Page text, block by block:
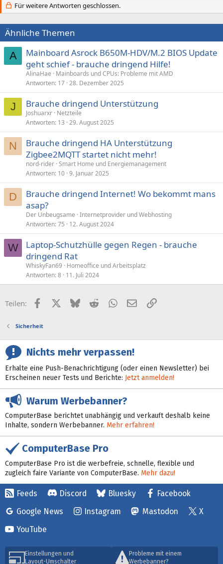
Für weitere Antworten geschlossen.
Ähnliche Themen
A
Mainboard Asrock B650M-HDV/M.2 BIOS Update
geht schief - brauche dringend Hilfe!
AlinaHae
Mainboards und CPUs: Probleme mit AMD
Antworten 17 28. Dezember 2025
J Brauche dringend Unterstützung
Joshuarxr Netzteile
Antworten 13 29. August 2025
N
Brauche dringend HA Unterstützung
Zigbee2MQTT startet nicht mehr!
nord-rider Smart Home und Energiemanagement
Antworten 10 9. Januar 2025
D
Brauche dringend Internet! Wo bekommt mans
asap?
Der Unbeugsame Internetprovider und Webhosting
Antworten 75 12. August 2024
W
Laptop-Schutzhülle gegen Regen - brauche
dringend Rat
WhiskyFan69
Homeoffice und Arbeitsplatz
Antworten 8 11. Juli 2024
Teilen: FacebookX (Twitter)
BlueskyRedditWhatsApp
E-MailLink
Sicherheit
Nichts mehr verpassen!
Erhalte eine Push-Benachrichtigung (oder einen Newsletter) bei
Erscheinen neuer Tests und Berichte: Jetzt anmelden!
Warum Werbebanner?
ComputerBase berichtet unabhängig und verkauft deshalb keine
Inhalte, sondern Werbebanner. Mehr erfahren!
ComputerBase Pro
ComputerBase Pro ist die werbefreie, schnelle, flexible und
zugleich faire Variante von ComputerBase. Mehr dazu!
Feeds Discord Bluesky
Facebook
Google News
Instagram Mastodon
X
YouTube
Einstellungen und
Layout-Umschalter
Probleme mit einem
Werbebanner?